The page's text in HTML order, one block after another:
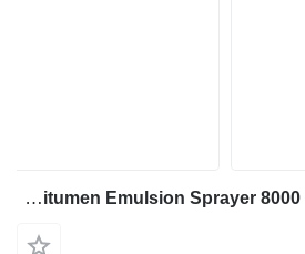
TICAB Manufacturer Bitumen Emulsion Sprayer 8000 L / Bitumen spreader